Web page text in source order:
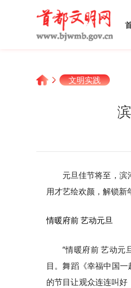
文明实践
元旦佳节将至，滨
用才艺绘欢颜，解锁新
情暖府前 艺动元旦
“情暖府前 艺动元
目。舞蹈《幸福中国
的节目让观众连连叫好